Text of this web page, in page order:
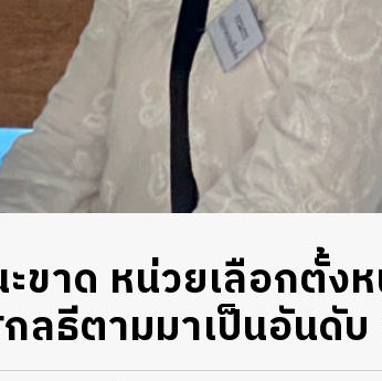
ะขาด หน่วยเลือกตั้ง
ลธีตามมาเป็นอันดับ